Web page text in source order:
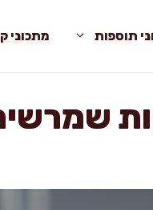
תוספות מתכוני